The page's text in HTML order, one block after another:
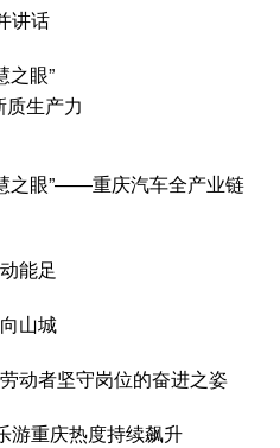
讲话
之眼”
生产力
之眼”——重庆汽车全产业链
能足
山城
动者坚守岗位的奋进之姿
游重庆热度持续飙升